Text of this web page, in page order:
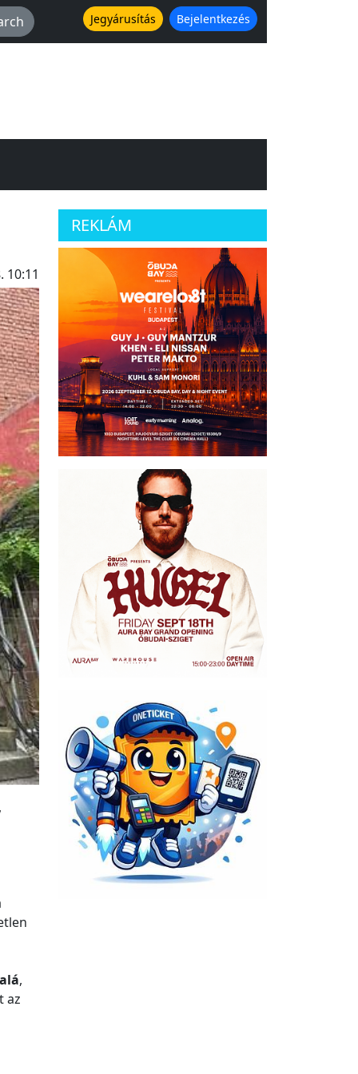
Jegyárusítás Bejelentkezés
10:11
,
,
az
REKLÁM